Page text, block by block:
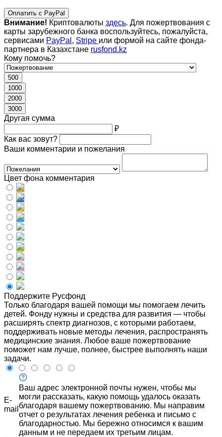
Оплатить с PayPal
Внимание! Криптовалюты здесь. Для пожертвования с
карты зарубежного банка воспользуйтесь, пожалуйста,
сервисами PayPal , Stripe или формой на сайте фонда-
партнера в Казахстане rusfond.kz
Кому помочь?
500
1000
2000
3000
Другая сумма
₽
Как вас зовут?
Ваши комментарии и пожелания
Цвет фона комментария
Поддержите Русфонд
Только благодаря вашей помощи мы помогаем лечить
детей. Фонду нужны и средства для развития — чтобы
расширять спектр диагнозов, с которыми работаем,
поддерживать новые методы лечения, распространять
медицинские знания. Любое ваше пожертвование
поможет нам лучше, полнее, быстрее выполнять наши
задачи.
E-
mail
Ваш адрес электронной почты нужен, чтобы мы
могли рассказать, какую помощь удалось оказать
благодаря вашему пожертвованию. Мы направим
отчет о результатах лечения ребенка и письмо с
благодарностью. Мы бережно относимся к вашим
данным и не передаем их третьим лицам.